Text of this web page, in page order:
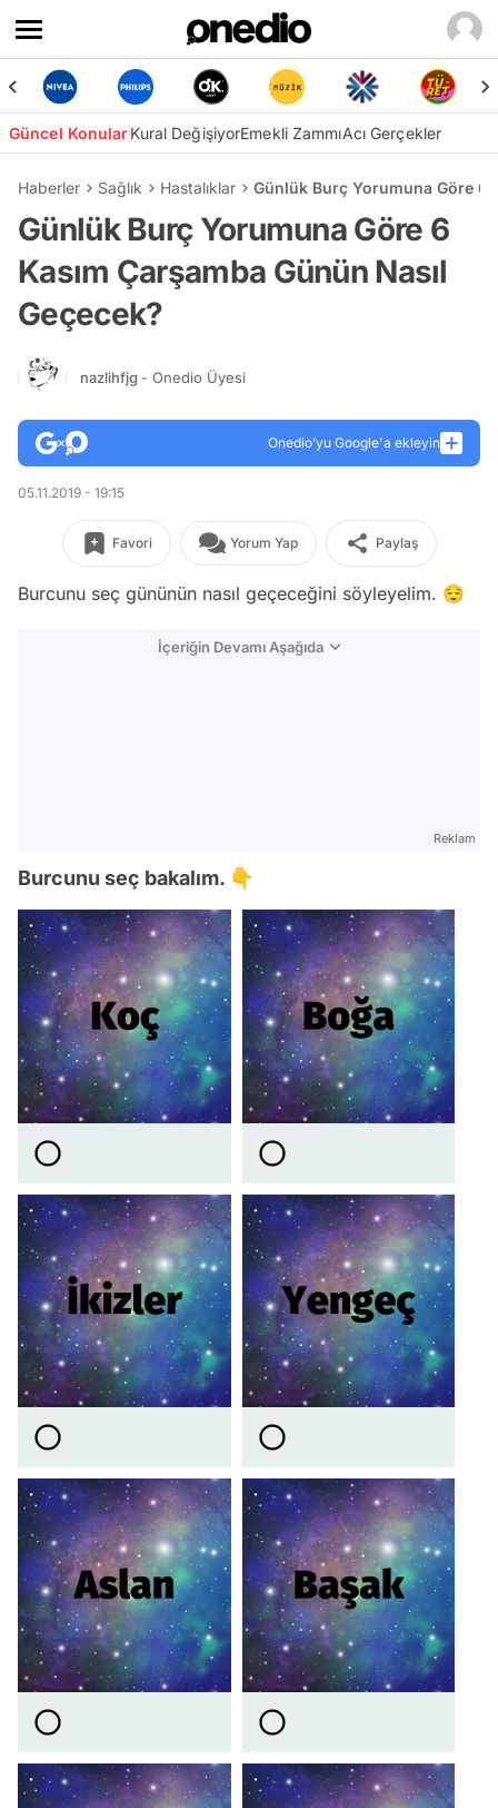
Güncel KonularKural DeğişiyorEmekli ZammıAcı Gerçekler
Haberler Sağlık Hastalıklar Günlük Burç Yorumuna Göre 6
Günlük Burç Yorumuna Göre 6
Kasım Çarşamba Günün Nasıl
Geçecek?
nazlihfjg - Onedio Üyesi
Onedio’yu Google'a ekleyin
05.11.2019 - 19:15
Favori Yorum Yap Paylaş
Burcunu seç gününün nasıl geçeceğini söyleyelim. 😌
İçeriğin Devamı Aşağıda
Reklam
Burcunu seç bakalım. 👇